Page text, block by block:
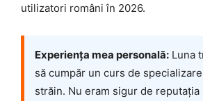
utilizatori români în 2026.
Experiența mea personală: Luna
să cumpăr un curs de
străin. Nu eram sigur de